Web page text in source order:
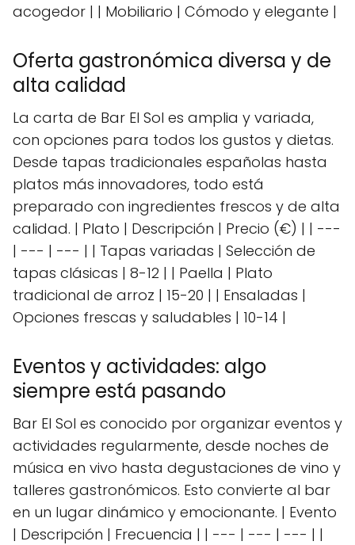
acogedor | | Mobiliario | Cómodo y elegante |
Oferta gastronómica diversa y de
alta calidad
La carta de Bar El Sol es amplia y variada,
con opciones para todos los gustos y dietas.
Desde tapas tradicionales españolas hasta
platos más innovadores, todo está
preparado con ingredientes frescos y de alta
calidad. | Plato | Descripción | Precio (€) | | ---
| --- | --- | | Tapas variadas | Selección de
tapas clásicas | 8-12 | | Paella | Plato
tradicional de arroz | 15-20 | | Ensaladas |
Opciones frescas y saludables | 10-14 |
Eventos y actividades: algo
siempre está pasando
Bar El Sol es conocido por organizar eventos y
actividades regularmente, desde noches de
música en vivo hasta degustaciones de vino y
talleres gastronómicos. Esto convierte al bar
en un lugar dinámico y emocionante. | Evento
| Descripción | Frecuencia | | --- | --- | --- | |